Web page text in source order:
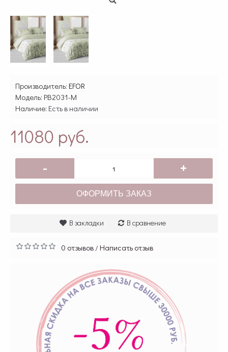
Производитель: EFOR
Модель: PB2031-M
Наличие: Есть в наличии
11080 руб.
- +
ОФОРМИТЬ ЗАКАЗ
В закладки В сравнение
0 отзывов/ Написать отзыв